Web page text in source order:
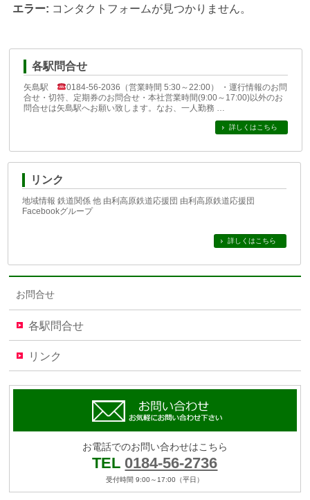
エラー: コンタクトフォームが見つかりません。
各駅問合せ
矢島駅
0184-56-2036（営業時間 5:30～22:00） ・運行情報のお問
合せ・切符、定期券のお問合せ・本社営業時間(9:00～17:00)以外のお
問合せは矢島駅へお願い致します。なお、一人勤務 …
詳しくはこちら
リンク
地域情報​​ 鉄道関係 他 由利高原鉄道応援団 由利高原鉄道応援団
Facebookグループ
詳しくはこちら
お問合せ
各駅問合せ
リンク
お電話でのお問い合わせはこちら
TEL 0184-56-2736
受付時間 9:00～17:00（平日）